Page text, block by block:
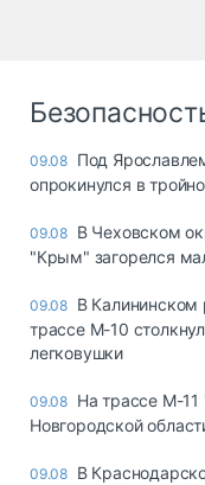
09.08 Под
опрокинулся в
09.08 В Чеховском
"Крым" загорелся
09.08 В Калининском
трассе М-10
легковушки
09.08 На трассе М-11
Новгородской
09.08 В